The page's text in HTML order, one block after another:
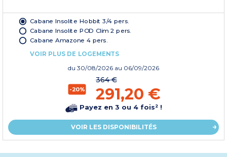
Cabane Insolite Hobbit 3/4 pers.
Cabane Insolite POD Clim 2 pers.
Cabane Amazone 4 pers.
VOIR PLUS DE LOGEMENTS
du 30/08/2026 au 06/09/2026
-20%
364 €
291,20 €
Payez en 3 ou 4 fois² !
VOIR LES DISPONIBILITÉS